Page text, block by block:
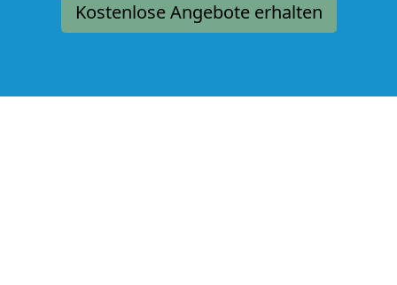
Kostenlose Angebote erhalten